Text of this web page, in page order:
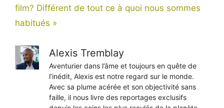
film? Différent de tout ce à quoi nous sommes
habitués »
Alexis Tremblay
Aventurier dans l’âme et toujours en quête de
l’inédit, Alexis est notre regard sur le monde.
Avec sa plume acérée et son objectivité sans
faille, il nous livre des reportages exclusifs